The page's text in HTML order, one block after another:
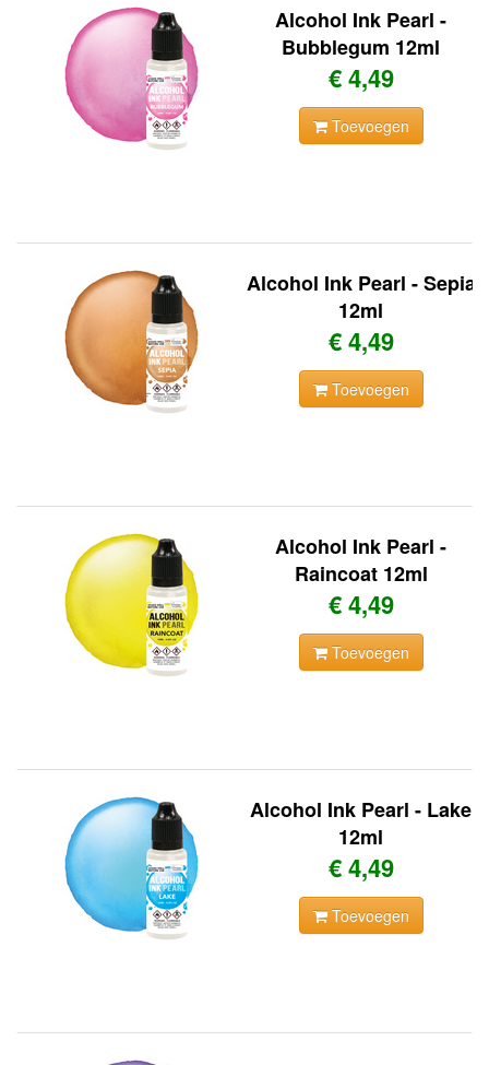
Alcohol Ink Pearl -
Bubblegum 12ml
€ 4,49
Toevoegen
Alcohol Ink Pearl - Sepia
12ml
€ 4,49
Toevoegen
Alcohol Ink Pearl -
Raincoat 12ml
€ 4,49
Toevoegen
Alcohol Ink Pearl - Lake
12ml
€ 4,49
Toevoegen